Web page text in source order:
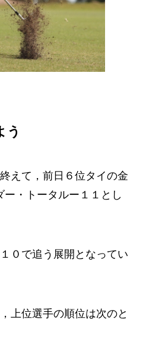
う
えて，前日６位タイの金
・トータルー１１とし
０で追う展開となってい
上位選手の順位は次のと